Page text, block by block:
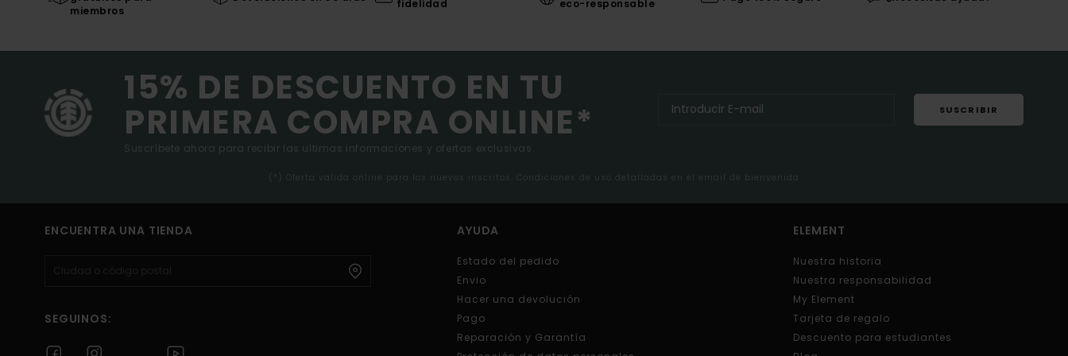
miembros
fidelidad
eco-responsable
15% DE DESCUENTO EN TU
PRIMERA COMPRA ONLINE*
Suscríbete ahora para recibir las ultimas informaciones y ofertas exclusivas.
SUSCRIBIR
(*) Oferta valida online para los nuevos inscritos. Condiciones de uso detalladas en el email de bienvenida
ENCUENTRA UNA TIENDA
SEGUINOS:
AYUDA
Estado del pedido
Envio
Hacer una devolución
Pago
Reparación y Garantía
ELEMENT
Nuestra historia
Nuestra responsabilidad
My Element
Tarjeta de regalo
Descuento para estudiantes